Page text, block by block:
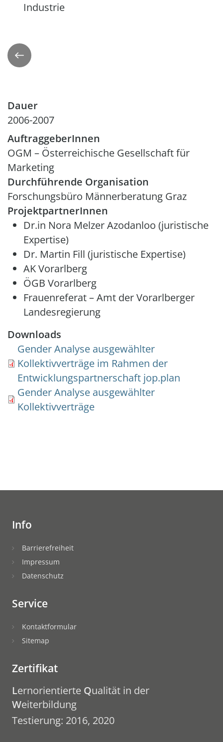
Industrie
Zurück
Dauer
2006-2007
AuftraggeberInnen
OGM – Österreichische Gesellschaft für
Marketing
Durchführende Organisation
Forschungsbüro Männerberatung Graz
ProjektpartnerInnen
Dr.in Nora Melzer Azodanloo (juristische
Expertise)
Dr. Martin Fill (juristische Expertise)
AK Vorarlberg
ÖGB Vorarlberg
Frauenreferat – Amt der Vorarlberger
Landesregierung
Downloads
Document
Gender Analyse ausgewählter
Kollektivverträge im Rahmen der
Entwicklungspartnerschaft jop.plan
Document
Gender Analyse ausgewählter
Kollektivverträge
Info
Barrierefreiheit
Impressum
Datenschutz
Service
Kontaktformular
Sitemap
Zertifikat
Lernorientierte Qualität in der
Weiterbildung
Testierung: 2016, 2020